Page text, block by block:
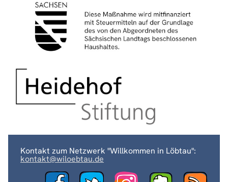
Kontakt zum Netzwerk "Willkommen in Löbtau":
kontakt@wiloebtau.de